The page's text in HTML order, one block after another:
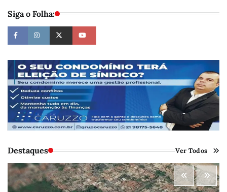
Siga o Folha:
Destaques Ver Todos